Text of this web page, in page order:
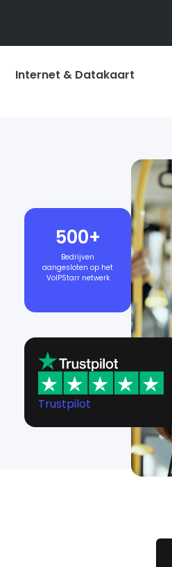
Internet & Datakaart
500+
Bedrijven
aangesloten op het
VoIPStarr netwerk
Trustpilot